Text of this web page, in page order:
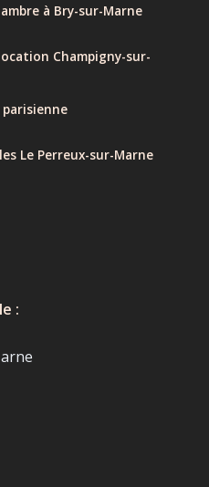
à Bry-sur-Marne
Champigny-sur-
Le Perreux-sur-Marne
: